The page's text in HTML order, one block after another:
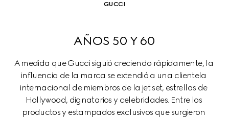
GUCCI
AÑOS 50 Y 60
A medida que Gucci siguió creciendo rápidamente, la
influencia de la marca se extendió a una clientela
internacional de miembros de la jet set, estrellas de
Hollywood, dignatarios y celebridades. Entre los
productos y estampados exclusivos que surgieron